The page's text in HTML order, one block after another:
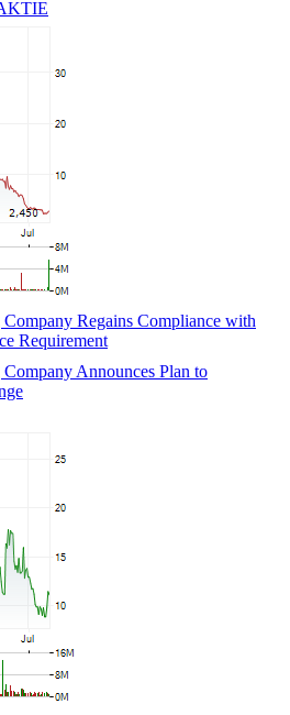
Regains Compliance with
Requirement
Announces Plan to